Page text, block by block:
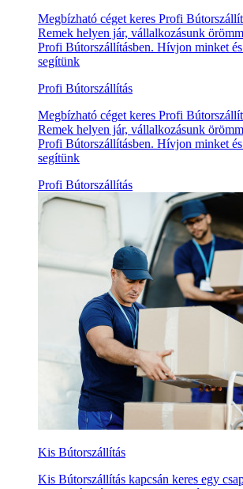
Megbízható céget keres Profi
Remek helyen jár, vállalkozásunk
Profi Bútorszállításben. Hívjon minket
segítünk
Profi Bútorszállítás
Megbízható céget keres Profi
Remek helyen jár, vállalkozásunk
Profi Bútorszállításben. Hívjon minket
segítünk
Profi Bútorszállítás
Kis Bútorszállítás
Kis Bútorszállítás kapcsán keres egy